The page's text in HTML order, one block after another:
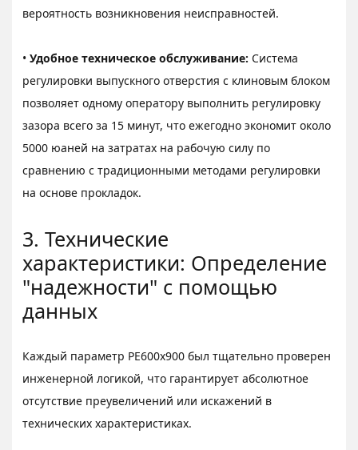
вероятность возникновения неисправностей.
•Удобное техническое обслуживание: Система
регулировки выпускного отверстия с клиновым блоком
позволяет одному оператору выполнить регулировку
зазора всего за 15 минут, что ежегодно экономит около
5000 юаней на затратах на рабочую силу по
сравнению с традиционными методами регулировки
на основе прокладок.
3. Технические
характеристики: Определение
"надежности" с помощью
данных
Каждый параметр PE600x900 был тщательно проверен
инженерной логикой, что гарантирует абсолютное
отсутствие преувеличений или искажений в
технических характеристиках.